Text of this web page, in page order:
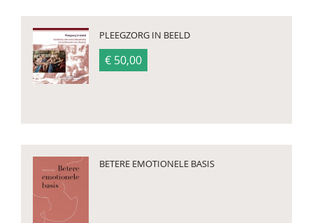
PLEEGZORG IN BEELD
€ 50,00
BETERE EMOTIONELE BASIS